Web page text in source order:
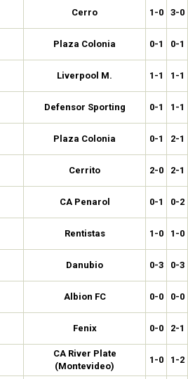
Cerro 1-0 3-0
Plaza Colonia 0-1 0-1
Liverpool M. 1-1 1-1
Defensor Sporting 0-1 1-1
Plaza Colonia 0-1 2-1
Cerrito 2-0 2-1
CA Penarol 0-1 0-2
Rentistas 1-0 1-0
Danubio 0-3 0-3
Albion FC 0-0 0-0
Fenix 0-0 2-1
CA River Plate
(Montevideo)
1-0 1-2